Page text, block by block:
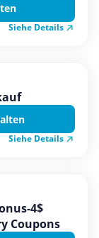
Siehe Details
Siehe Details
4$
Coupons